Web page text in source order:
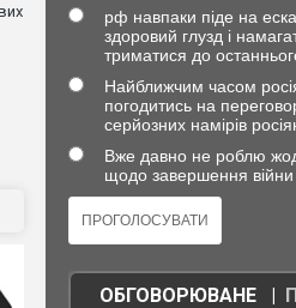
рф навпаки піде на
здоровий глузд і
триматися до
Найближчим часом
погодитись на
серйозних намірів
Вже давно не роблю
щодо завершення війни
ОБГОВОРЮВАНЕ|